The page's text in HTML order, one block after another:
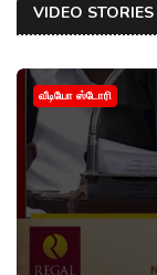
VIDEO STORIES
வீடியோ ஸ்டோரி